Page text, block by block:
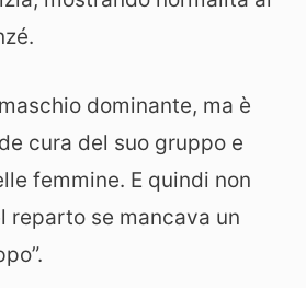
dominante, ma è
cura del suo gruppo e
femmine. E quindi non
reparto se mancava un